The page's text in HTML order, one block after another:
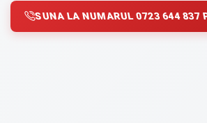
SUNA LA NUMARUL 0723 644 837